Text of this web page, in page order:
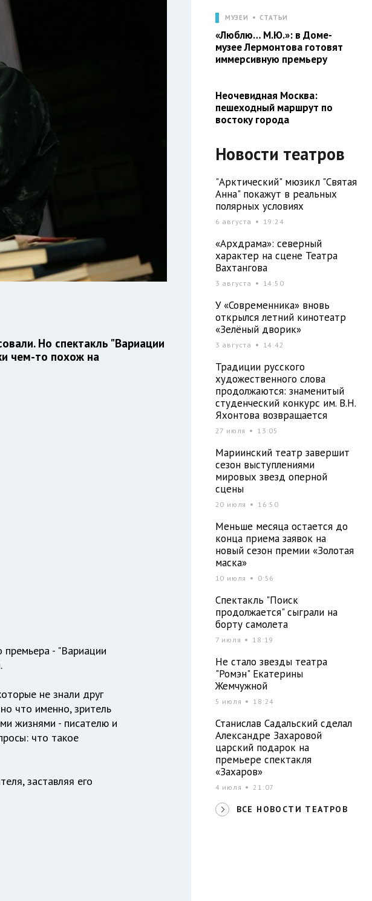
Но спектакль "Вариации
чем-то похож на
- "Вариации
не знали друг
что именно, зритель
жизнями - писателю и
что такое
заставляя его
МУЗЕИ СТАТЬИ
«Люблю… М.Ю.»: в Доме-
музее Лермонтова готовят
иммерсивную премьеру
Неочевидная Москва:
пешеходный маршрут по
востоку города
Новости театров
"Арктический" мюзикл "Святая
Анна" покажут в реальных
полярных условиях
6 августа 19:24
«Архдрама»: северный
характер на сцене Театра
Вахтангова
3 августа 14:50
У «Современника» вновь
открылся летний кинотеатр
«Зелёный дворик»
3 августа 14:42
Традиции русского
художественного слова
продолжаются: знаменитый
студенческий конкурс им. В.Н.
Яхонтова возвращается
27 июля 13:05
Мариинский театр завершит
сезон выступлениями
мировых звезд оперной
сцены
20 июля 16:50
Меньше месяца остается до
конца приема заявок на
новый сезон премии «Золотая
маска»
10 июля 0:56
Спектакль "Поиск
продолжается" сыграли на
борту самолета
7 июля 18:19
Не стало звезды театра
"Ромэн" Екатерины
Жемчужной
5 июля 18:24
Станислав Садальский сделал
Александре Захаровой
царский подарок на
премьере спектакля
«Захаров»
4 июля 21:07
ВСЕ НОВОСТИ ТЕАТРОВ